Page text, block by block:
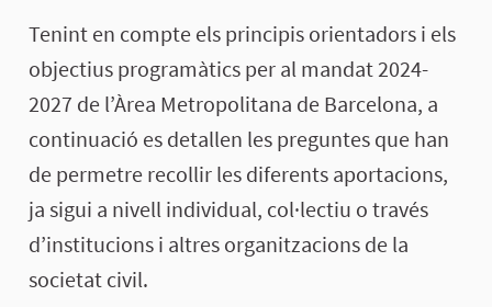
Tenint en compte els principis orientadors i els
objectius programàtics per al mandat 2024-
2027 de l’Àrea Metropolitana de Barcelona, a
continuació es detallen les preguntes que han
de permetre recollir les diferents aportacions,
ja sigui a nivell individual, col·lectiu o través
d’institucions i altres organitzacions de la
societat civil.